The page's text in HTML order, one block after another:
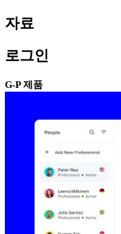
자료​​
로그인​​
G-P 제품​​